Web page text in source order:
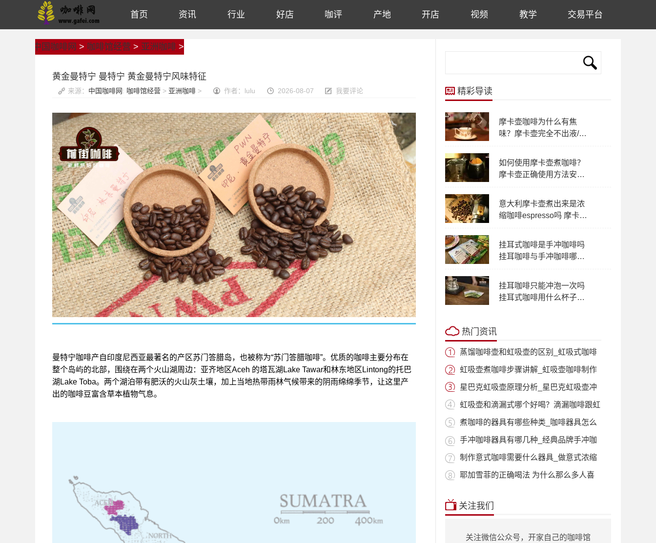
首页 资讯 行业 好店 咖评 产地 开店 视频 教学 交易平台
中国咖啡网 > 咖啡馆经营 > 亚洲咖啡 >
黄金曼特宁 曼特宁 黄金曼特宁风味特征
来源： 中国咖啡网: 咖啡馆经营 > 亚洲咖啡 > 作者：lulu 2026-08-07 我要评论
曼特宁咖啡产自印度尼西亚最著名的产区苏门答腊岛，也被称为“苏门答腊咖啡”。优质的咖啡主要分布在
整个岛屿的北部，围绕在两个火山湖周边：亚齐地区Aceh 的塔瓦湖Lake Tawar和林东地区Lintong的托巴
湖Lake Toba。两个湖泊带有肥沃的火山灰土壤，加上当地热带雨林气候带来的阴雨绵绵季节，让这里产
出的咖啡豆富含草本植物气息。
精彩导读
摩卡壶咖啡为什么有焦
味？摩卡壶完全不出液/咖
如何使用摩卡壶煮咖啡？
摩卡壶正确使用方法安全
意大利摩卡壶煮出来是浓
缩咖啡espresso吗 摩卡壶
挂耳式咖啡是手冲咖啡吗
挂耳咖啡与手冲咖啡哪个
挂耳咖啡只能冲泡一次吗
挂耳式咖啡用什么杯子冲
热门资讯
蒸馏咖啡壶和虹吸壶的区别_虹吸式咖啡
壶适虹吸壶煮咖啡步骤讲解_虹吸壶咖啡制作
过程星巴克虹吸壶原理分析_星巴克虹吸壶冲
泡咖虹吸壶和滴漏式哪个好喝？滴漏咖啡跟虹
吸咖煮咖啡的器具有哪些种类_咖啡器具怎么
用_什手冲咖啡器具有哪几种_经典品牌手冲咖
啡器制作意式咖啡需要什么器具_做意式浓缩
咖啡耶加雪菲的正确喝法 为什么那么多人喜
本站推荐: 星巴克菜单2018价目表
啡 | 曼特宁 |
单品咖啡种类 | 90+咖啡豆 | 罗蜜奇
关注我们
关注微信公众号，开家自己的咖啡馆